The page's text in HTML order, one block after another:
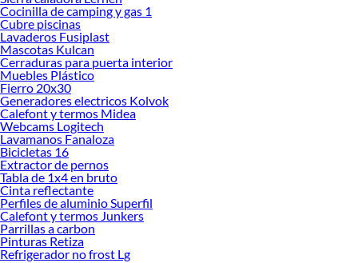
Sodimac. Encuentra todo lo necesario para tus proyectos de renovación y
decoración. ¡Visítanos y haz tus ideas realidad!
Cocinilla de camping y gas 1
Cubre piscinas
Lavaderos Fusiplast
Mascotas Kulcan
Cerraduras para puerta interior
Muebles Plástico
Fierro 20x30
Generadores electricos Kolvok
Calefont y termos Midea
Webcams Logitech
Lavamanos Fanaloza
Bicicletas 16
Extractor de pernos
Tabla de 1x4 en bruto
Cinta reflectante
Perfiles de aluminio Superfil
Calefont y termos Junkers
Parrillas a carbon
Pinturas Retiza
Refrigerador no frost Lg